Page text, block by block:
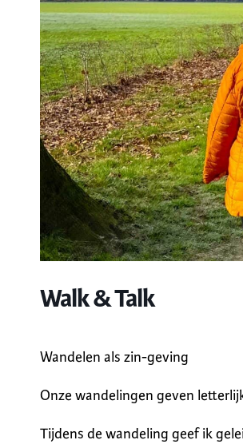
Walk & Talk
Wandelen als zin-geving
Onze wandelingen geven
Tijdens de wandeling geef ik